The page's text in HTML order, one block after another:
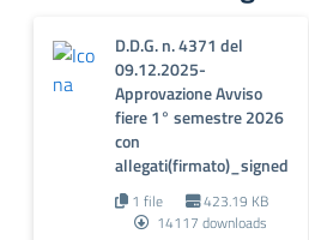
D.D.G. n. 4371 del
09.12.2025-
Approvazione Avviso
fiere 1° semestre 2026
con
allegati(firmato)_signed
1 file
423.19 KB
14117 downloads